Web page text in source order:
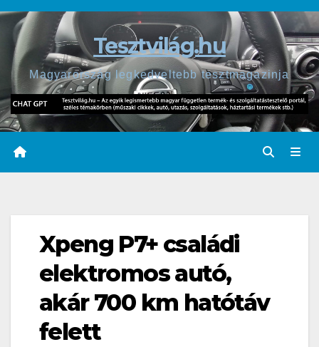
Skip
content
Tesztvilág.hu
Magyarország legkedveltebb tesztmagazinja
Xpeng P7+ családi
elektromos autó,
akár 700 km hatótáv
felett